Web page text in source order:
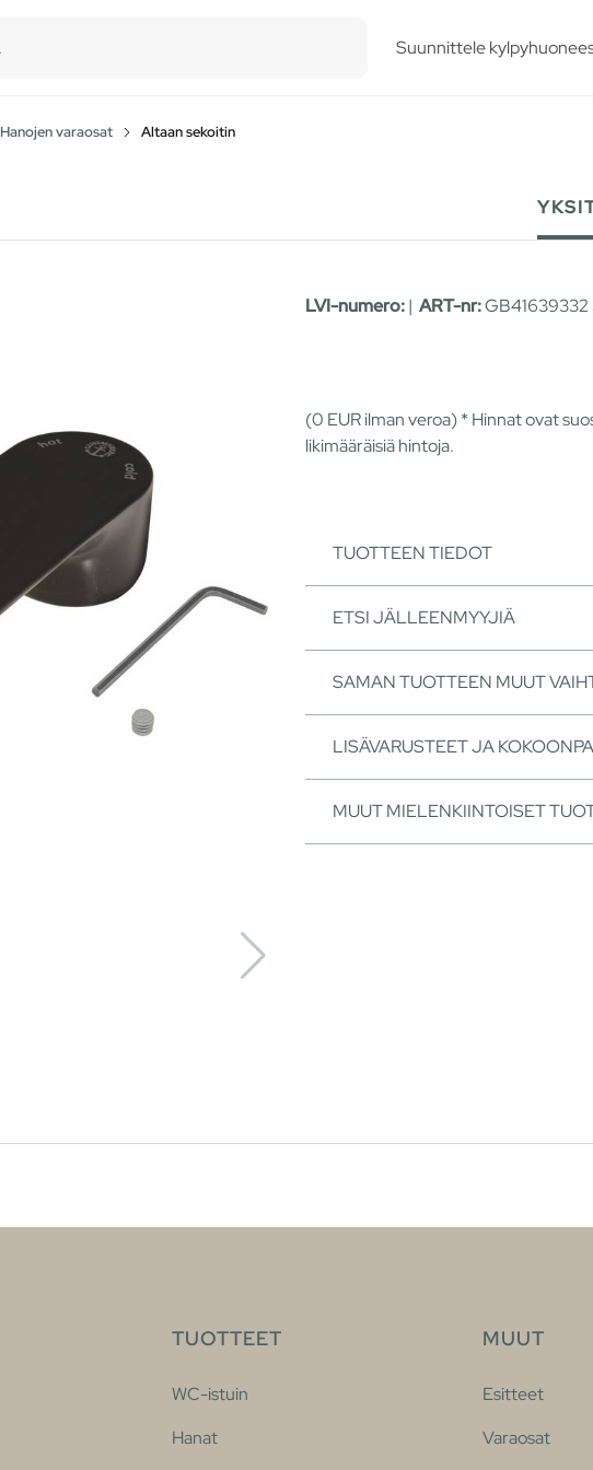
Suunnittele
Hanojen varaosat Altaan sekoitin
LVI-numero:| ART-nr:GB41639332
(0 EURilman veroa) * Hinnat ovat
likimääräisiä hintoja.
TUOTTEEN TIEDOT
ETSI JÄLLEENMYYJIÄ
SAMAN TUOTTEEN MUUT
LISÄVARUSTEET JA
MUUT MIELENKIINTOISET
TUOTTEET
WC-istuin
Hanat
MUUT
Esitteet
Varaosat